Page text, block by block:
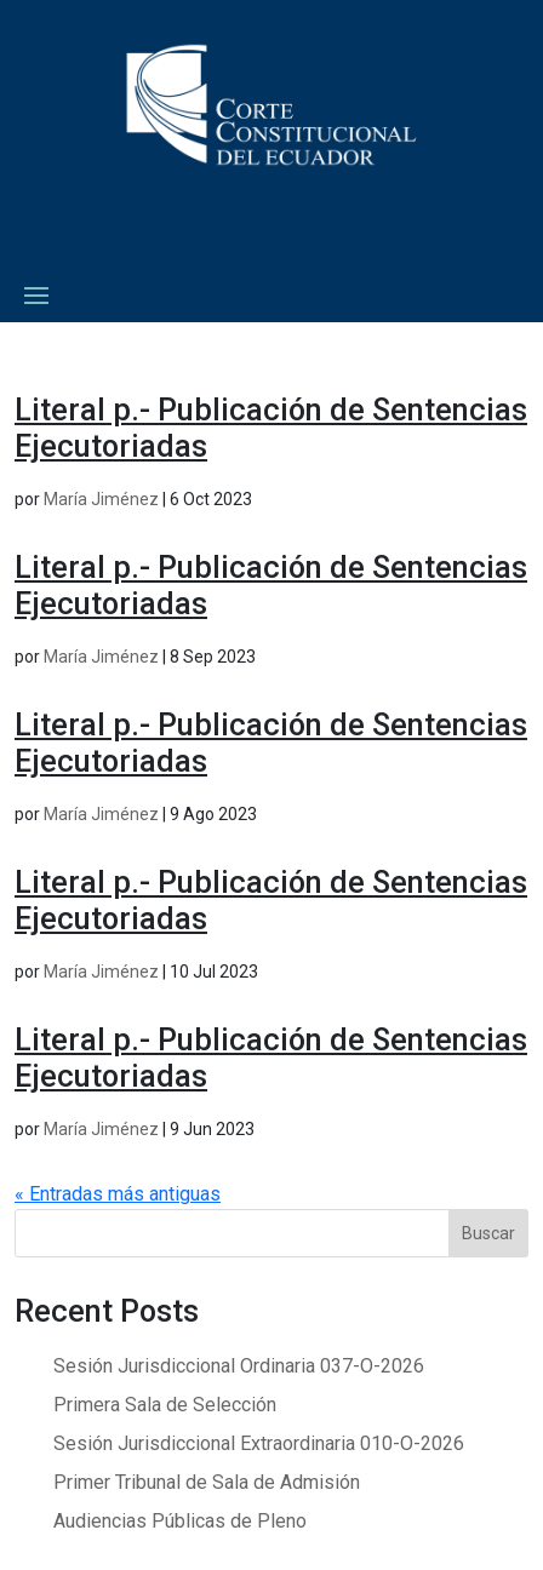
Literal p.- Publicación de Sentencias
Ejecutoriadas
por María Jiménez 6 Oct 2023
Literal p.- Publicación de Sentencias
Ejecutoriadas
por María Jiménez 8 Sep 2023
Literal p.- Publicación de Sentencias
Ejecutoriadas
por María Jiménez 9 Ago 2023
Literal p.- Publicación de Sentencias
Ejecutoriadas
por María Jiménez 10 Jul 2023
Literal p.- Publicación de Sentencias
Ejecutoriadas
por María Jiménez 9 Jun 2023
« Entradas más antiguas
Buscar
Recent Posts
Sesión Jurisdiccional Ordinaria 037-O-2026
Primera Sala de Selección
Sesión Jurisdiccional Extraordinaria 010-O-2026
Primer Tribunal de Sala de Admisión
Audiencias Públicas de Pleno